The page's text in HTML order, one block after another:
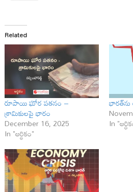
Related
రూపాయి ఘోర పతనం –
శ్రామికులపై భారం
December 16, 2025
In "ఆర్థికం"
భారత్‌ను
In